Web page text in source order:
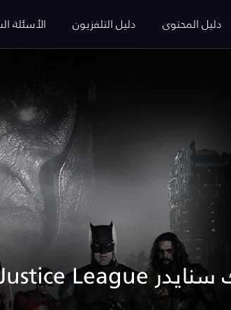
دليل المحتوى دليل التلفزيون الأسئلة